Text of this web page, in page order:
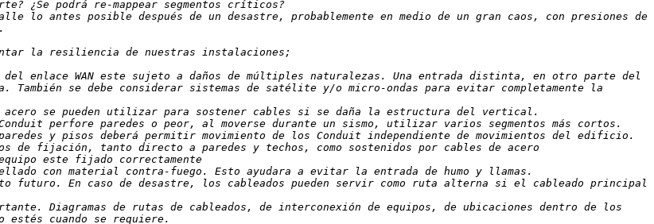
lo antes posible después de un desastre, probablemente en medio de un gran caos, con presiones de
WAN este sujeto a daños de múltiples naturalezas. Una entrada distinta, en otro parte del
se debe considerar sistemas de satélite y/o micro-ondas para evitar completamente la
perfore paredes o peor, al moverse durante un sismo, utilizar varios segmentos más cortos.
futuro. En caso de desastre, los cableados pueden servir como ruta alterna si el cableado principal
Diagramas de rutas de cableados, de interconexión de equipos, de ubicaciones dentro de los